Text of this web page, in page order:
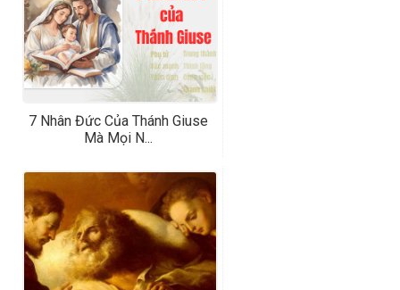
7 Nhân Đức Của Thánh Giuse
Mà Mọi N...